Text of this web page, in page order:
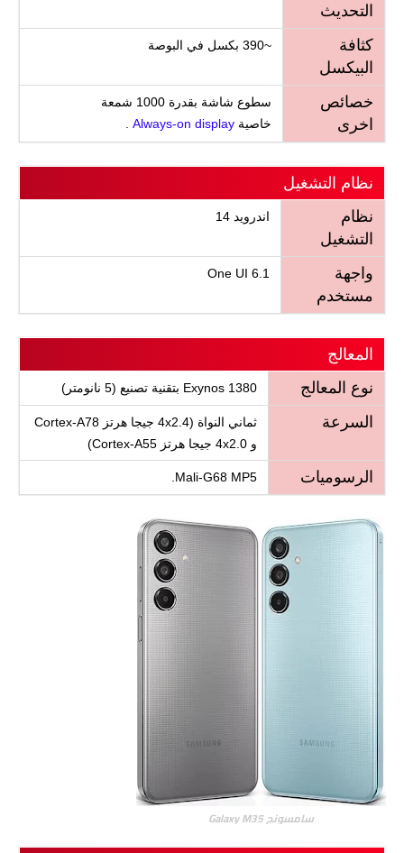
التحديث
كثافة
البيكسل
~390 بكسل في البوصة
خصائص
اخرى
سطوع شاشة بقدرة 1000 شمعة
خاصية Always-on display
نظام التشغيل
نظام
التشغيل
اندرويد 14
واجهة
مستخدم
One UI 6.1
المعالج
نوع المعالج
Exynos 1380 بتقنية تصنيع (5 نانومتر)
السرعة
ثماني النواة (4x2.4 جيجا هرتز Cortex-A78
و 4x2.0 جيجا هرتز Cortex-A55)
الرسوميات Mali-G68 MP5.
سامسونج Galaxy M35